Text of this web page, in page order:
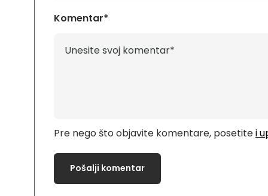
Komentar*
Pre nego što objavite komentare, posetitei